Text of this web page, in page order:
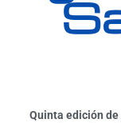
Quinta edición de